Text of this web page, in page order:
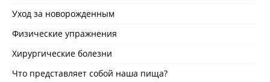
Уход за новорожденным
Физические упражнения
Хирургические болезни
Что представляет собой наша пища?